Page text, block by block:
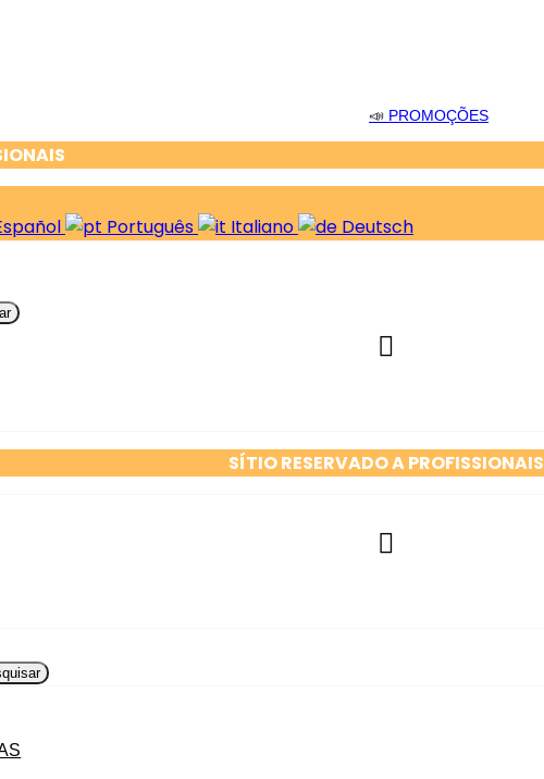
📣 PROMOÇÕES
Português Italiano Deutsch
SÍTIO RESERVADO A PROFISSIONAIS